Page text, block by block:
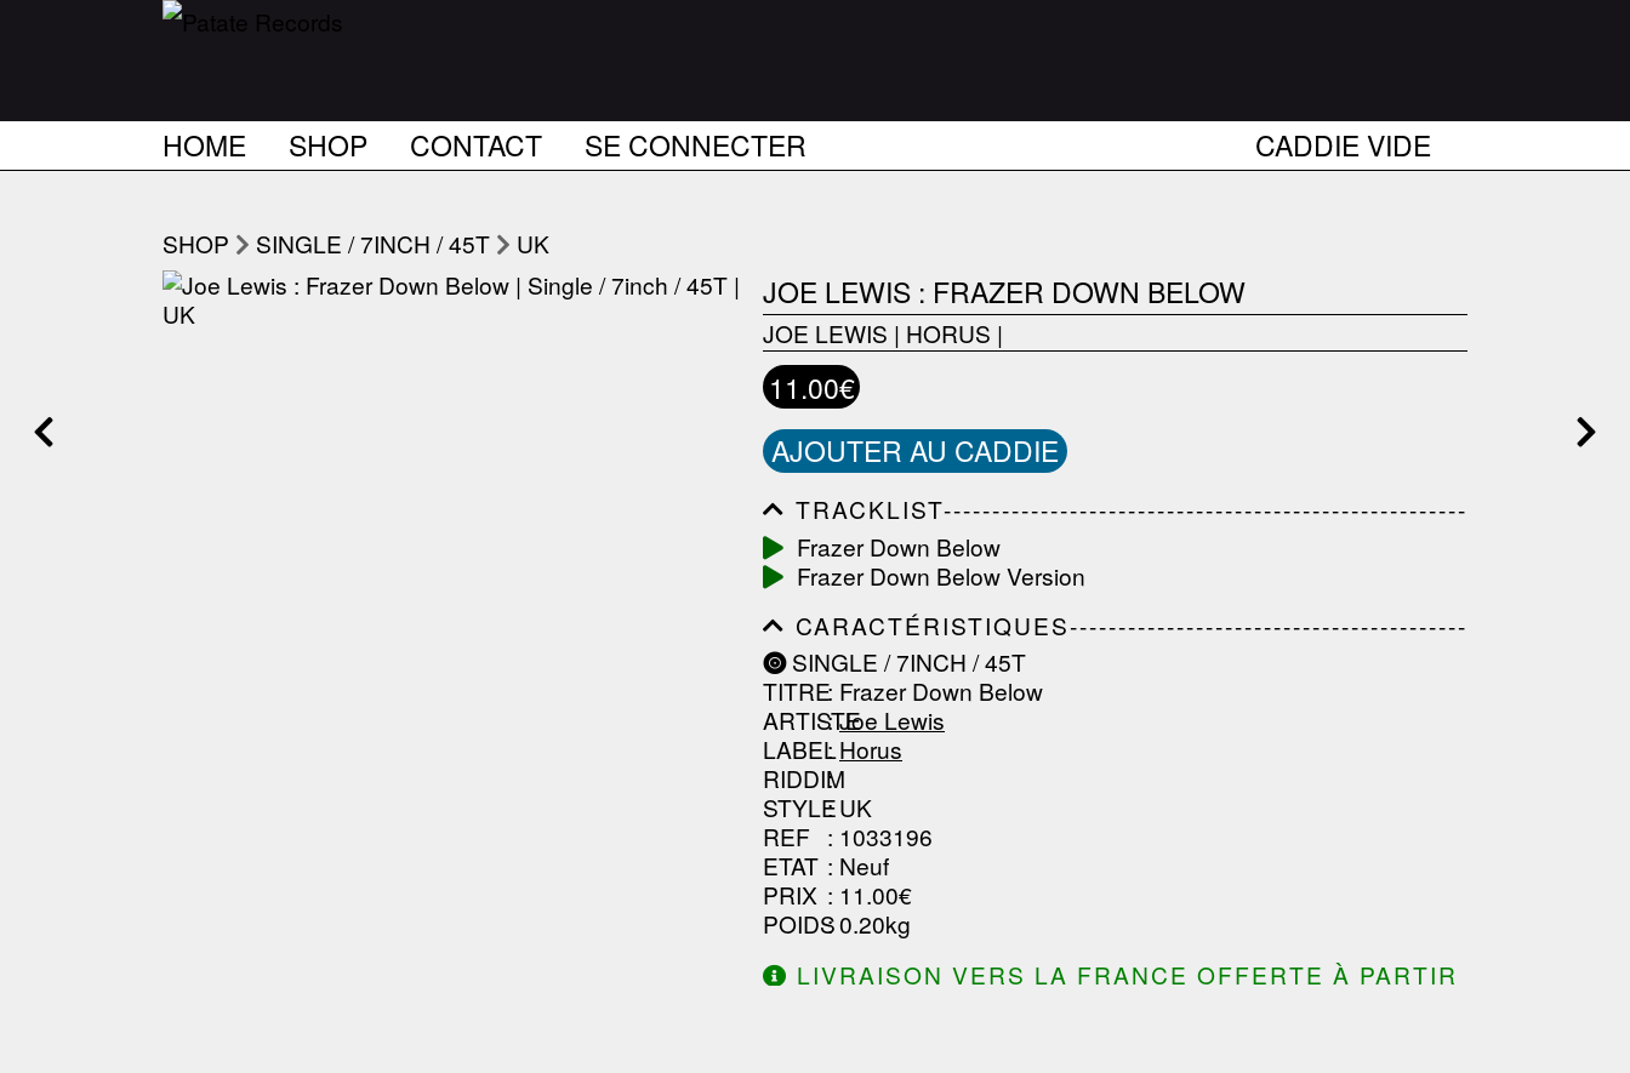
HOME SHOP CONTACT SE CONNECTER CADDIE VIDE
SHOP SINGLE / 7INCH / 45T UK
JOE LEWIS : FRAZER DOWN BELOW
JOE LEWIS | HORUS |
11.00€
AJOUTER AU CADDIE
TRACKLIST------------------------------------------------------
---------------------------------------------------------------------
---------------------------------------------------------------------
-----------------
Frazer Down Below
Frazer Down Below Version
CARACTÉRISTIQUES-----------------------------------------
---------------------------------------------------------------------
---------------------------------------------------------------------
------------------------------
SINGLE / 7INCH / 45T
TITRE: Frazer Down Below
ARTISTE
:Joe Lewis
LABEL
:Horus
RIDDIM
:
STYLE: UK
REF : 1033196
ETAT : Neuf
PRIX : 11.00€
POIDS: 0.20kg
LIVRAISON VERS LA FRANCE OFFERTE À PARTIR